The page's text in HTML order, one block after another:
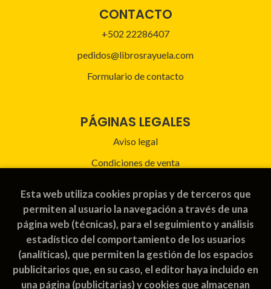
CONTACTO
+502 22286407
pedidos@librosrayuela.com
Formulario de contacto
PÁGINAS LEGALES
Aviso legal
Condiciones de venta
Política de Cookies
ATENCIÓN AL CLIENTE
Quiénes somos
Esta web utiliza cookies propias y de terceros que
permiten al usuario la navegación a través de una
página web (técnicas), para el seguimiento y análisis
estadístico del comportamiento de los usuarios
(analíticas), que permiten la gestión de los espacios
publicitarios que, en su caso, el editor haya incluido en
una página (publicitarias) y cookies que almacenan